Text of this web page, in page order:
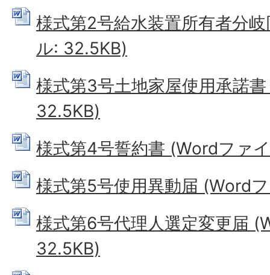
様式第2号給水装置所有者分
ル: 32.5KB)
様式第3号土地家屋使用承諾
32.5KB)
様式第4号誓約書 (Wordファ
様式第5号使用異動届 (Word
様式第6号代理人選定変更届
32.5KB)